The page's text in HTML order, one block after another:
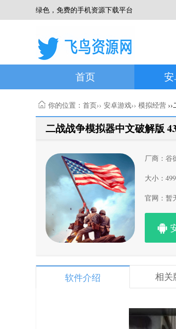
绿色，免费的手机资源下载平台
首页
你的位置： 首页›› 安卓游戏›› 模拟经营
二战战争模拟器中文破解版
厂商：谷
大小：
官网：暂
软件介绍 相关